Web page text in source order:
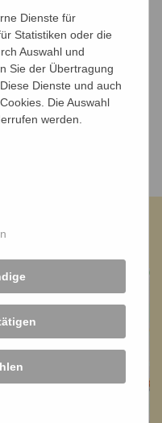
Dienste für
Statistiken oder die
Auswahl und
Sie der Übertragung
Dienste und auch
Die Auswahl
werden.